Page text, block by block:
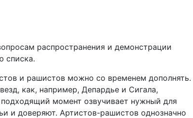
распространения и демонстрации
списка.
и рашистов можно со временем дополнять.
как, например, Депардье и Сигала,
момент озвучивает нужный для
и доверяют. Артистов-рашистов однозначно